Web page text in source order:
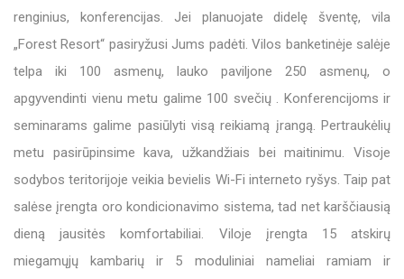
renginius, konferencijas. Jei planuojate didelę šventę, vila
„Forest Resort“ pasiryžusi Jums padėti. Vilos banketinėje salėje
telpa iki 100 asmenų, lauko paviljone 250 asmenų, o
apgyvendinti vienu metu galime 100 svečių . Konferencijoms ir
seminarams galime pasiūlyti visą reikiamą įrangą. Pertraukėlių
metu pasirūpinsime kava, užkandžiais bei maitinimu. Visoje
sodybos teritorijoje veikia bevielis Wi-Fi interneto ryšys. Taip pat
salėse įrengta oro kondicionavimo sistema, tad net karščiausią
dieną jausitės komfortabiliai. Viloje įrengta 15 atskirų
miegamųjų kambarių ir 5 moduliniai nameliai ramiam ir